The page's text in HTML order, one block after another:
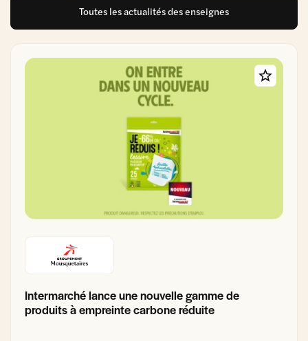
Toutes les actualités des enseignes
Intermarché lance une nouvelle gamme de
produits à empreinte carbone réduite